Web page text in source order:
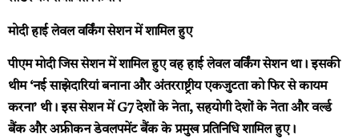
मोदी हाई लेवल वर्किंग सेशन में शामिल हुए
पीएम मोदी जिस सेशन में शामिल हुए वह हाई लेवल वर्किंग सेशन था। इसकी
थीम ‘नई साझेदारियां बनाना और अंतरराष्ट्रीय एकजुटता को फिर से कायम
करना’ थी। इस सेशन में G7 देशों के नेता, सहयोगी देशों के नेता और वर्ल्ड
बैंक और अफ्रीकन डेवलपमेंट बैंक के प्रमुख प्रतिनिधि शामिल हुए।